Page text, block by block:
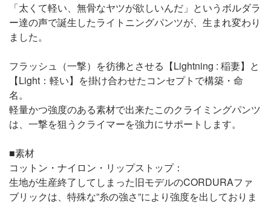
「太くて軽い、無骨なヤツが欲しいんだ」というボルダラ
ー達の声で誕生したライトニングパンツが、生まれ変わり
ました。
フラッシュ（一撃）を彷彿とさせる【Lightning : 稲妻】と
【Light：軽い】を掛け合わせたコンセプトで構築・命
名。
軽量かつ強度のある素材で出来たこのクライミングパンツ
は、一撃を狙うクライマーを強力にサポートします。
■素材
コットン・ナイロン・リップストップ：
生地が生産終了してしまった旧モデルのCORDURAファ
ブリックは、特殊な”糸の強さ”により強度を出しておりま